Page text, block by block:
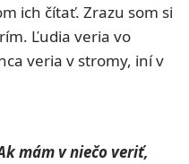
ich čítať. Zrazu som si
Ľudia veria vo
veria v stromy, iní v
mám v niečo veriť,